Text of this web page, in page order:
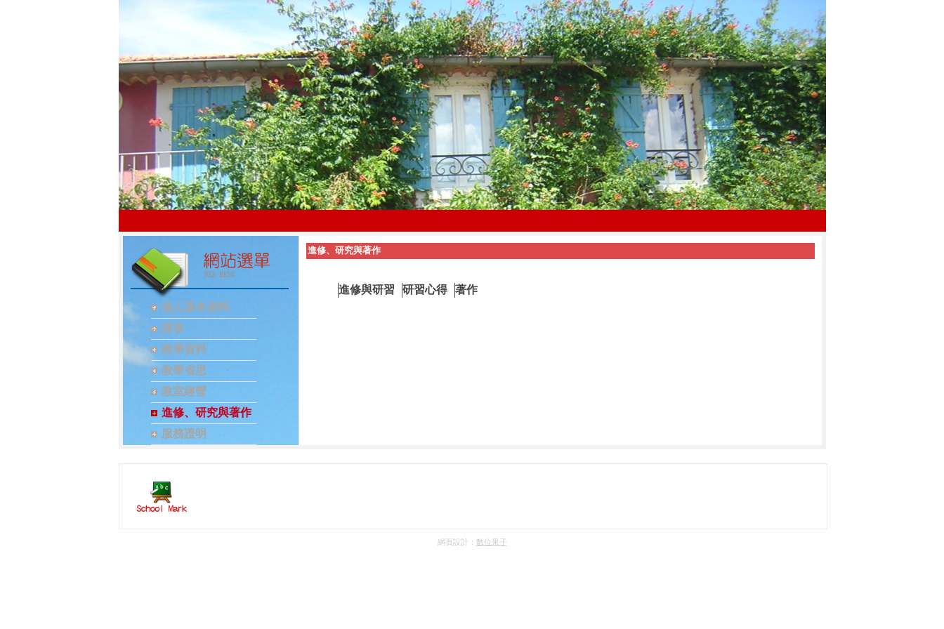
個人基本資料
課表
教學資料
教學省思
教室經營
進修、研究與著作
服務證明
進修、研究與著作
進修與研習 研習心得 著作
網頁設計： 數位果子